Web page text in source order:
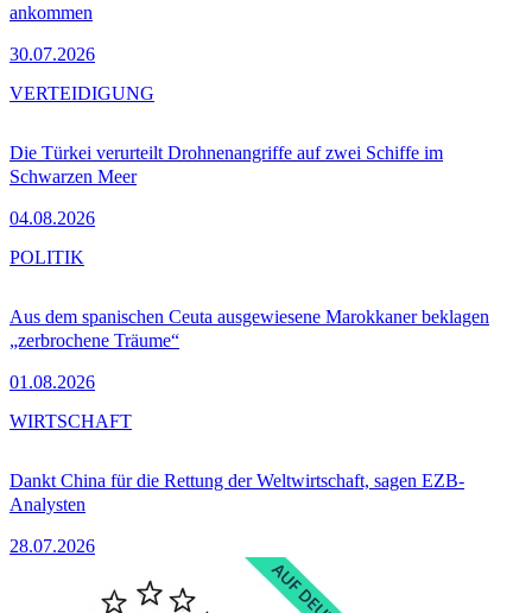
ankommen
30.07.2026
Die Türkei verurteilt Drohnenangriffe auf zwei Schiffe im
Schwarzen Meer
04.08.2026
VERTEIDIGUNG
Aus dem spanischen Ceuta ausgewiesene Marokkaner beklagen
„zerbrochene Träume“
01.08.2026
POLITIK
Dankt China für die Rettung der Weltwirtschaft, sagen EZB-
Analysten
28.07.2026
WIRTSCHAFT